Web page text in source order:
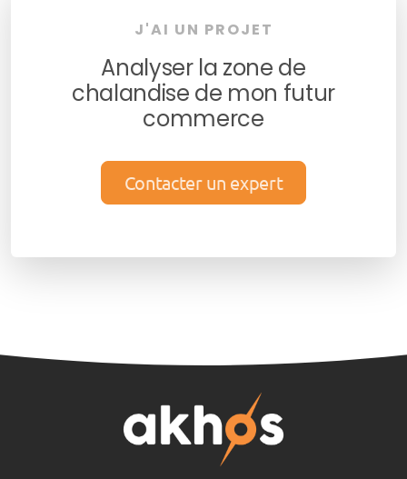
J'AI UN PROJET
Analyser la zone de
chalandise de mon futur
commerce
Contacter un expert